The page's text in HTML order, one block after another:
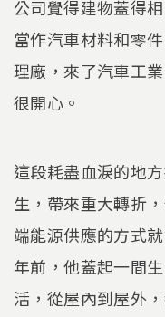
公司覺得建物蓋得
當作汽車材料和零
理廠，來了汽車工
很開心。
這段耗盡血淚的地
生，帶來重大轉折
端能源供應的方式
年前，他蓋起一間
活，從屋內到屋外